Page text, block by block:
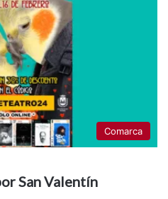
Comarca
San Valentín